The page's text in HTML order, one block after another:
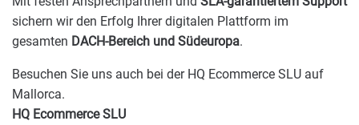
sichern wir den Erfolg Ihrer digitalen Plattform im
gesamten DACH-Bereich und Südeuropa.
Besuchen Sie uns auch bei der HQ Ecommerce SLU auf
Mallorca.
HQ Ecommerce SLU